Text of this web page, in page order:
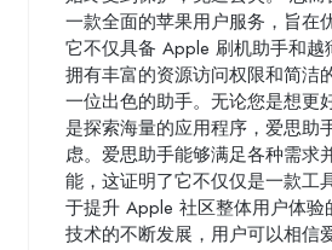
一款全面的苹果用户服务，旨在
它不仅具备 Apple 刷机助手和越
拥有丰富的资源访问权限和简洁
一位出色的助手。无论您是想更
是探索海量的应用程序，爱思助
虑。爱思助手能够满足各种需求
能，这证明了它不仅仅是一款工
于提升 Apple 社区整体用户体验
技术的不断发展，用户可以相信